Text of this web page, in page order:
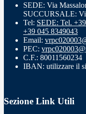
SEDE: Via
SUCCURSALE:
Tel: SEDE: Tel.
+39 045 8349043
Email:
PEC:
C.F.: 80011560234
IBAN: utilizzare il
Sezione Link Utili